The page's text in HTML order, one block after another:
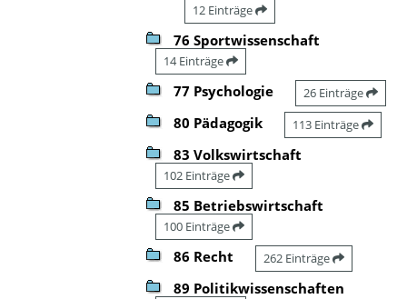
12 Einträge
76 Sportwissenschaft
14 Einträge
77 Psychologie 26 Einträge
80 Pädagogik 113 Einträge
83 Volkswirtschaft
102 Einträge
85 Betriebswirtschaft
100 Einträge
86 Recht 262 Einträge
89 Politikwissenschaften